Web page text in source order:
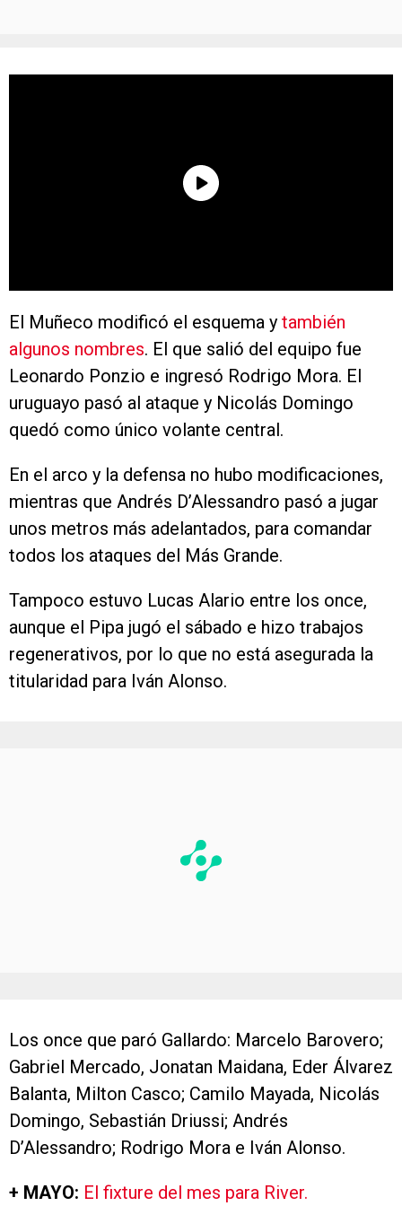
El Muñeco modificó el esquema y también
algunos nombres. El que salió del equipo fue
Leonardo Ponzio e ingresó Rodrigo Mora. El
uruguayo pasó al ataque y Nicolás Domingo
quedó como único volante central.
En el arco y la defensa no hubo modificaciones,
mientras que Andrés D’Alessandro pasó a jugar
unos metros más adelantados, para comandar
todos los ataques del Más Grande.
Tampoco estuvo Lucas Alario entre los once,
aunque el Pipa jugó el sábado e hizo trabajos
regenerativos, por lo que no está asegurada la
titularidad para Iván Alonso.
Los once que paró Gallardo: Marcelo Barovero;
Gabriel Mercado, Jonatan Maidana, Eder Álvarez
Balanta, Milton Casco; Camilo Mayada, Nicolás
Domingo, Sebastián Driussi; Andrés
D’Alessandro; Rodrigo Mora e Iván Alonso.
+ MAYO: El fixture del mes para River.